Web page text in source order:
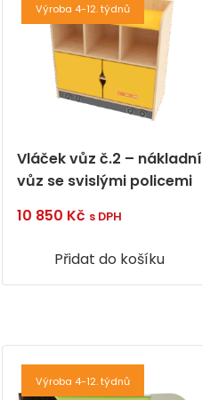
Výroba 4-12. týdnů
Vláček vůz č.2 – nákladní
vůz se svislými policemi
10 850 Kč s DPH
Přidat do košíku
Výroba 4-12. týdnů